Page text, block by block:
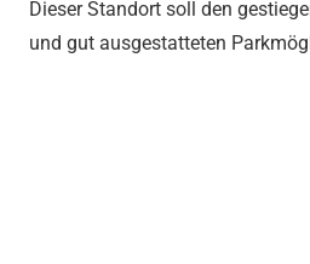
Dieser Standort soll den
und gut ausgestatteten